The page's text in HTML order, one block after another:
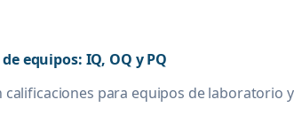
equipos: IQ, OQ y PQ
para equipos de laboratorio